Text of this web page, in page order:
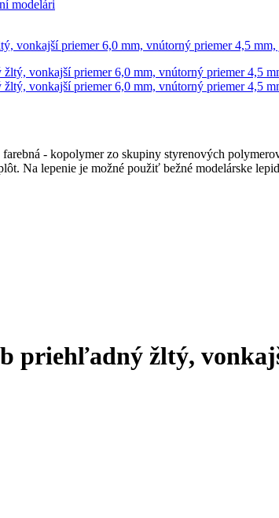
modelári
vonkajší priemer 6,0 mm, vnútorný priemer 4,5 mm,
- kopolymer zo skupiny styrenových
Na lepenie je možné použiť bežné modelárske
priehľadný žltý,